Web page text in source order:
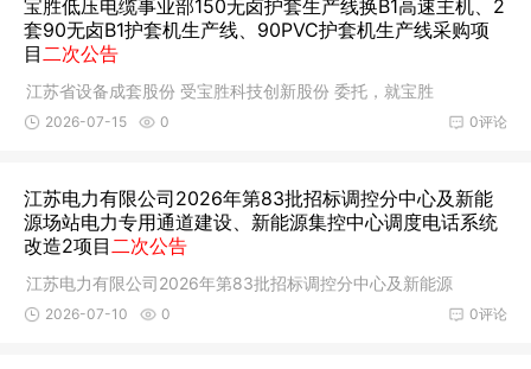
宝胜低压电缆事业部150无卤护套生产线换B1高速主机、2
套90无卤B1护套机生产线、90PVC护套机生产线采购项
目二次公告
江苏省设备成套股份 受宝胜科技创新股份 委托，就宝胜
0评论
2026-07-15 0
江苏电力有限公司2026年第83批招标调控分中心及新能
源场站电力专用通道建设、新能源集控中心调度电话系统
改造2项目二次公告
江苏电力有限公司2026年第83批招标调控分中心及新能源
0评论
2026-07-10 0